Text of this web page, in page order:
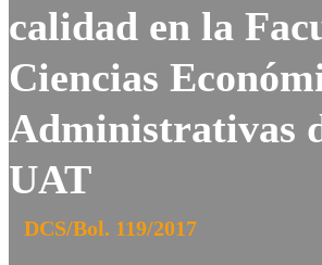
calidad en la
Ciencias
Administrativas
UAT
DCS/Bol. 119/2017